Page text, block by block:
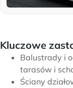
Kluczowe
Balustrady i
tarasów i
Ściany